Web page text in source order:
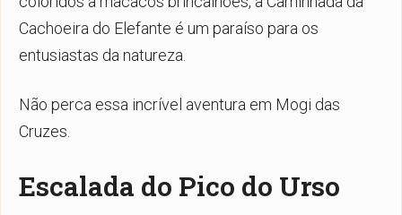
Cachoeira do Elefante é um paraíso para os
entusiastas da natureza.
Não perca essa incrível aventura em Mogi das
Cruzes.
Escalada do Pico do Urso